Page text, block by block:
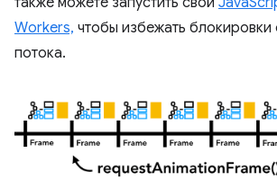
Workers, чтобы избежать блокировки
потока.